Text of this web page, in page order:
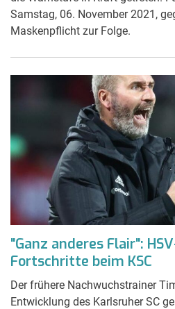
Samstag, 06. November 2021,
Maskenpflicht zur Folge.
"Ganz anderes Flair":
Fortschritte beim KSC
Der frühere Nachwuchstrainer
Entwicklung des Karlsruher SC